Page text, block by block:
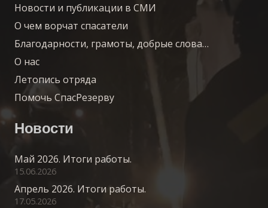
Новости и публикации в СМИ
О чем ворчат спасатели
Благодарности, грамоты, добрые слова…
О нас
Летопись отряда
Помочь СпасРезерву
Новости
Май 2026. Итоги работы.
15.06.2026
Апрель 2026. Итоги работы.
17.05.2026